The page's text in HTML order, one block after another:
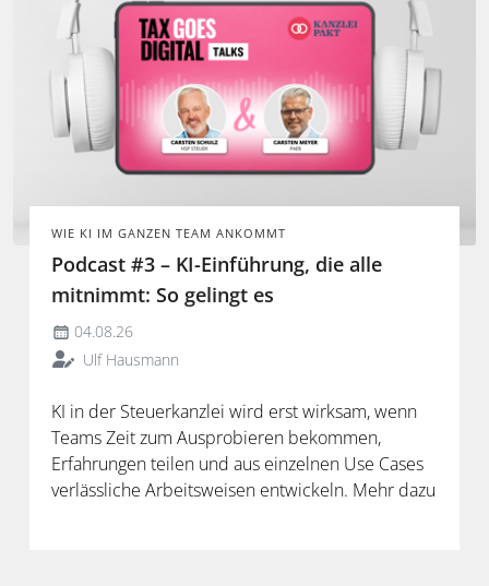
WIE KI IM GANZEN TEAM ANKOMMT
Podcast #3 – KI-Einführung, die alle
mitnimmt: So gelingt es
04.08.26
Ulf Hausmann
KI in der Steuerkanzlei wird erst wirksam, wenn
Teams Zeit zum Ausprobieren bekommen,
Erfahrungen teilen und aus einzelnen Use Cases
verlässliche Arbeitsweisen entwickeln. Mehr dazu